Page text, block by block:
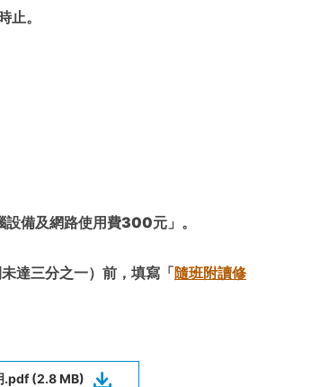
止。
設備及網路使用費300元」 。
達三分之一）前，填寫「隨班附讀修
.pdf (2.8 MB)